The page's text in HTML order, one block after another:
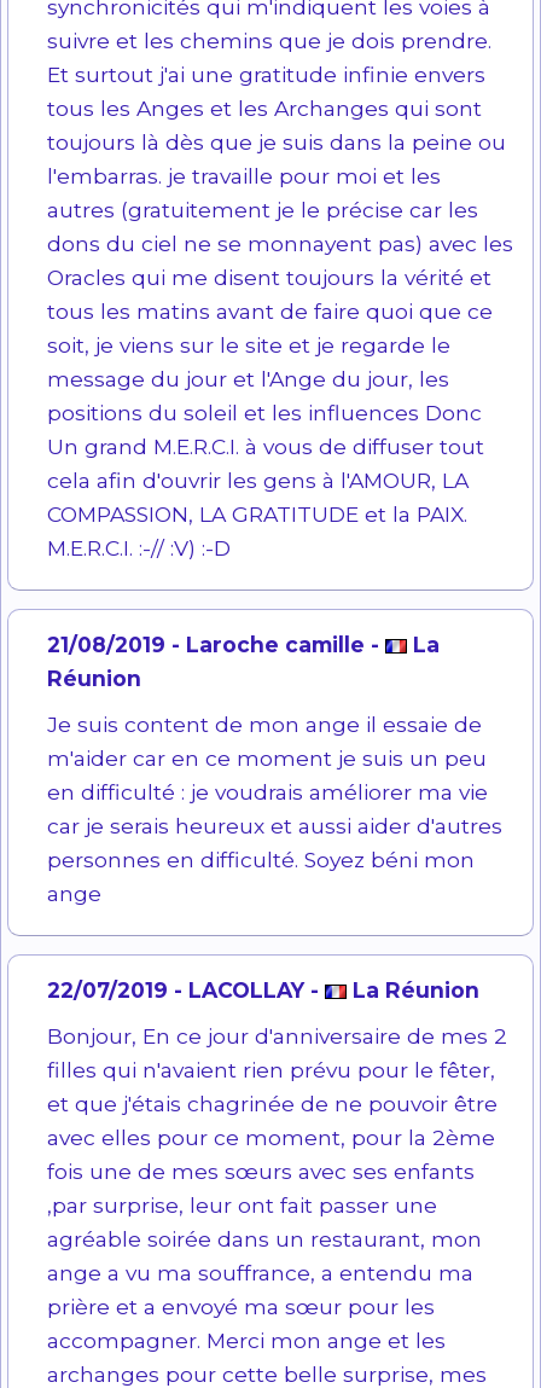
synchronicités qui m'indiquent les voies à
suivre et les chemins que je dois prendre.
Et surtout j'ai une gratitude infinie envers
tous les Anges et les Archanges qui sont
toujours là dès que je suis dans la peine ou
l'embarras. je travaille pour moi et les
autres (gratuitement je le précise car les
dons du ciel ne se monnayent pas) avec les
Oracles qui me disent toujours la vérité et
tous les matins avant de faire quoi que ce
soit, je viens sur le site et je regarde le
message du jour et l'Ange du jour, les
positions du soleil et les influences Donc
Un grand M.E.R.C.I. à vous de diffuser tout
cela afin d'ouvrir les gens à l'AMOUR, LA
COMPASSION, LA GRATITUDE et la PAIX.
M.E.R.C.I. :-// :V) :-D
21/08/2019 - Laroche camille -
La
Réunion
Je suis content de mon ange il essaie de
m'aider car en ce moment je suis un peu
en difficulté : je voudrais améliorer ma vie
car je serais heureux et aussi aider d'autres
personnes en difficulté. Soyez béni mon
ange
22/07/2019 - LACOLLAY -
La Réunion
Bonjour, En ce jour d'anniversaire de mes 2
filles qui n'avaient rien prévu pour le fêter,
et que j'étais chagrinée de ne pouvoir être
avec elles pour ce moment, pour la 2ème
fois une de mes sœurs avec ses enfants
,par surprise, leur ont fait passer une
agréable soirée dans un restaurant, mon
ange a vu ma souffrance, a entendu ma
prière et a envoyé ma sœur pour les
accompagner. Merci mon ange et les
archanges pour cette belle surprise, mes